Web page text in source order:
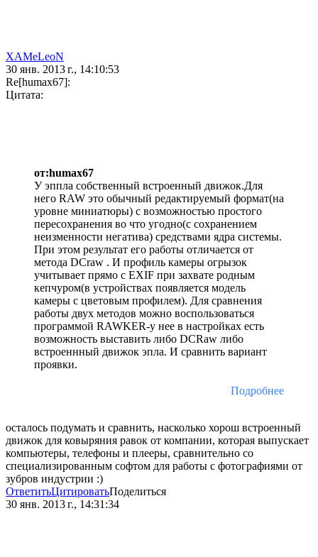
XAMeLeoN
30 янв. 2013 г., 14:10:53
Re[humax67]:
Цитата:
от:humax67
У эппла собственный встроенный движок.Для
него RAW это обычный редактируемый формат(на
уровне миниатюры) с возможностью простого
пересохранения во что угодно(с сохранением
неизменности негатива) средствами ядра системы.
При этом результат его работы отличается от
метода DCraw . И профиль камеры огрызок
учитывает прямо с ЕХIF при захвате родным
кепчуром(в устройствах появляется модель
камеры с цветовым профилем). Для сравнения
работы двух методов можно воспользоваться
программой RAWKER-у нее в настройках есть
возможность выставить либо DCRaw либо
встроеннный движок эпла. И сравнить вариант
проявки.
Подробнее
осталось подумать и сравнить, насколько хорош встроенный
движок для ковыряния равок от компании, которая выпускает
компьютеры, телефоны и плееры, сравнительно со
специализированным софтом для работы с фотографиями от
зубров индустрии :)
ОтветитьЦитироватьПоделиться
30 янв. 2013 г., 14:31:34